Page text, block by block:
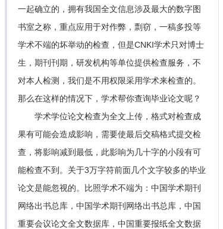
一起确立的，拥有我国全文信息涉及最大的数字图
书室之称，重点应用于对作弊，剽窃，一稿多投等
学术不端的坏举动的检查，但是CNKI学术只对博士
生，期刊刊期，研发机构等单位提供检查服务，不
对本人检测，我们是不用权限采用学术来检查的。
那么在这样的情况下，学术帮你查询毕业论文呢？
学术学位论文检查为全文上传，格式对检查成
果有可能会造成影响，需要使最后交稿格式提交检
查，将影响减到最低，此影响为几十字的小段有可
能检查不到。关于3万字符前面几个文字较多的毕业
论文是能忽视的。比照学术不端为：中国学术期刊
网络出书总库，中国学术期刊网络出书总库，中国
重要会议论文全文数据库，中国重要报纸全文数据